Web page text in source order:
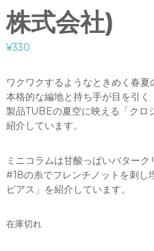
株式会社)
¥330
ワクワクするようなときめく春
本格的な編地と持ち手が目を引
製品TUBEの夏空に映える「クロ
紹介しています。
ミニコラムは甘酸っぱいバター
#18の糸でフレンチノットを刺し
ピアス」を紹介しています。
在庫切れ